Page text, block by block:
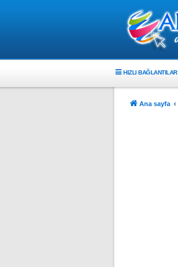
HIZLI BAĞLANTILAR
Ana sayfa